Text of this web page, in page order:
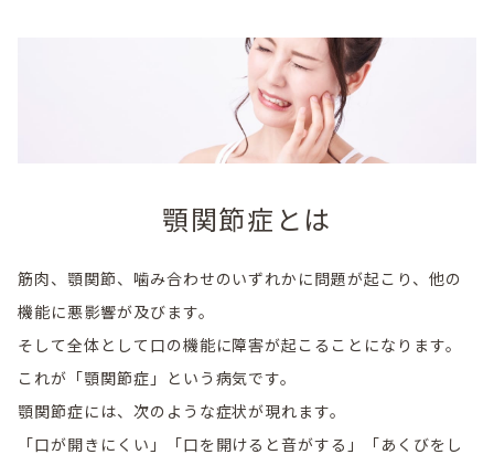
顎関節症とは
筋肉、顎関節、噛み合わせのいずれかに問題が起こり、他の
機能に悪影響が及びます。
そして全体として口の機能に障害が起こることになります。
これが「顎関節症」という病気です。
顎関節症には、次のような症状が現れます。
「口が開きにくい」「口を開けると音がする」「あくびをし